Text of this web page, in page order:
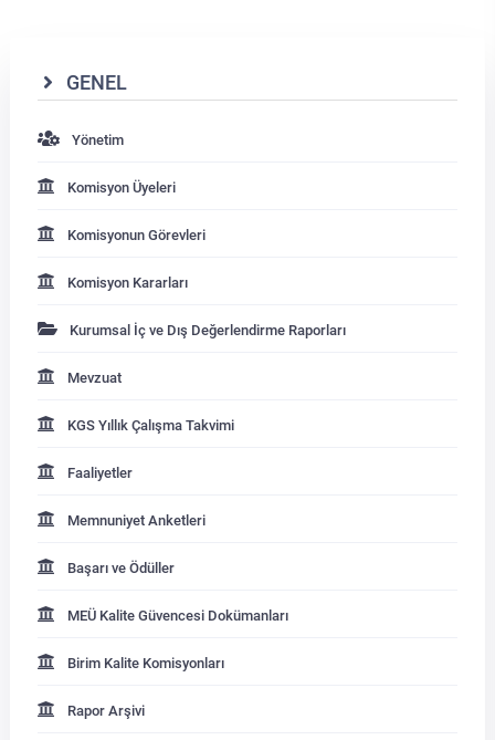
GENEL
Yönetim
Komisyon Üyeleri
Komisyonun Görevleri
Komisyon Kararları
Kurumsal İç ve Dış Değerlendirme Raporları
Mevzuat
KGS Yıllık Çalışma Takvimi
Faaliyetler
Memnuniyet Anketleri
Başarı ve Ödüller
MEÜ Kalite Güvencesi Dokümanları
Birim Kalite Komisyonları
Rapor Arşivi